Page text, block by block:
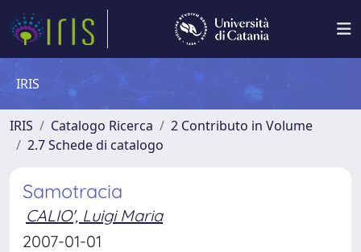
IRIS
IRIS Catalogo Ricerca
2 Contributo in Volume
2.7 Schede di catalogo
Samotracia
CALIO', Luigi Maria
2007-01-01